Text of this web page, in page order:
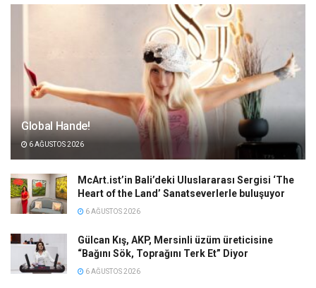
Global Hande!
6 AĞUSTOS 2026
McArt.ist’in Bali’deki Uluslararası Sergisi ‘The
Heart of the Land’ Sanatseverlerle buluşuyor
6 AĞUSTOS 2026
Gülcan Kış, AKP, Mersinli üzüm üreticisine
“Bağını Sök, Toprağını Terk Et” Diyor
6 AĞUSTOS 2026